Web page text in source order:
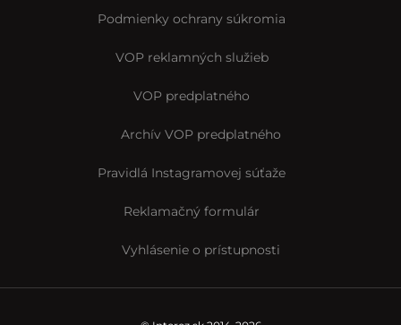
Podmienky ochrany súkromia
VOP reklamných služieb
VOP predplatného
Archív VOP predplatného
Pravidlá Instagramovej súťaže
Reklamačný formulár
Vyhlásenie o prístupnosti